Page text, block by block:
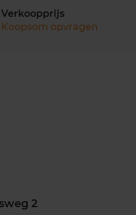
Verkoopprijs
Koopsom opvragen
2